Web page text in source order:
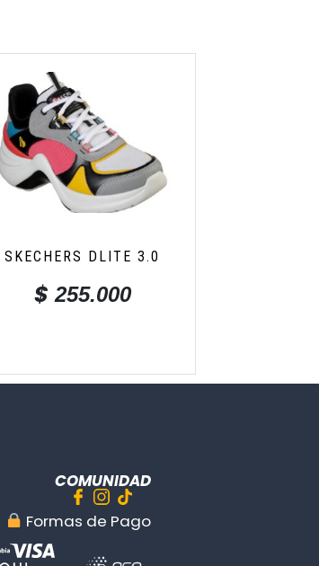
SKECHERS DLITE 3.0
$ 255.000
COMUNIDAD
︎ Formas de Pago